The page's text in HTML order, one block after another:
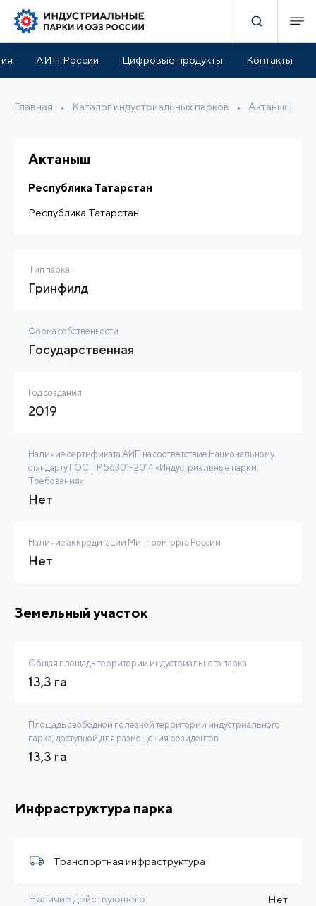
АИП России Цифровые продукты Контакты
Главная • Каталог индустриальных парков • Актаныш
Инфраструктура парка Расположение
Актаныш
Республика Татарстан
Республика Татарстан
Тип парка
Гринфилд
Форма собственности
Государственная
Год создания
2019
Наличие сертификата АИП на соответствие Национальному
стандарту ГОСТ Р 56301-2014 «Индустриальные парки.
Требования»
Нет
Наличие аккредитации Минпромторга России
Нет
Земельный участок
Общая площадь территории индустриального парка
13,3 га
Площадь свободной полезной территории индустриального
парка, доступной для размещения резидентов
13,3 га
Инфраструктура парка
Транспортная инфраструктура
Наличие действующего
Нет